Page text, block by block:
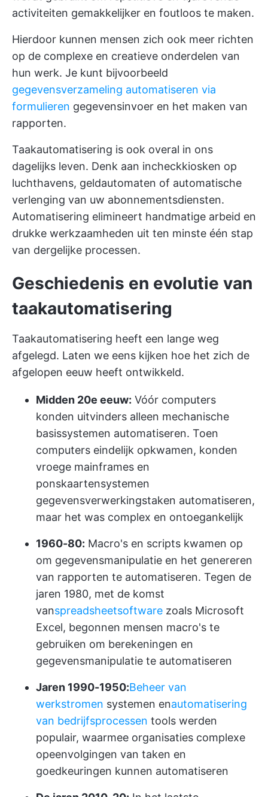
activiteiten gemakkelijker en foutloos te maken.
Hierdoor kunnen mensen zich ook meer richten
op de complexe en creatieve onderdelen van
hun werk. Je kunt bijvoorbeeld
gegevensverzameling automatiseren via
formulieren gegevensinvoer en het maken van
rapporten.
Taakautomatisering is ook overal in ons
dagelijks leven. Denk aan incheckkiosken op
luchthavens, geldautomaten of automatische
verlenging van uw abonnementsdiensten.
Automatisering elimineert handmatige arbeid en
drukke werkzaamheden uit ten minste één stap
van dergelijke processen.
Geschiedenis en evolutie van
taakautomatisering
Taakautomatisering heeft een lange weg
afgelegd. Laten we eens kijken hoe het zich de
afgelopen eeuw heeft ontwikkeld.
Midden 20e eeuw: Vóór computers
konden uitvinders alleen mechanische
basissystemen automatiseren. Toen
computers eindelijk opkwamen, konden
vroege mainframes en
ponskaartensystemen
gegevensverwerkingstaken automatiseren,
maar het was complex en ontoegankelijk
1960-80: Macro's en scripts kwamen op
om gegevensmanipulatie en het genereren
van rapporten te automatiseren. Tegen de
jaren 1980, met de komst
vanspreadsheetsoftware zoals Microsoft
Excel, begonnen mensen macro's te
gebruiken om berekeningen en
gegevensmanipulatie te automatiseren
Jaren 1990-1950:Beheer van
werkstromen systemen enautomatisering
van bedrijfsprocessen tools werden
populair, waarmee organisaties complexe
opeenvolgingen van taken en
goedkeuringen kunnen automatiseren